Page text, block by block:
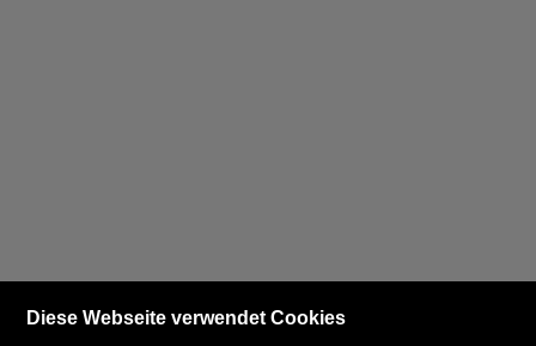
Diese Webseite verwendet Cookies